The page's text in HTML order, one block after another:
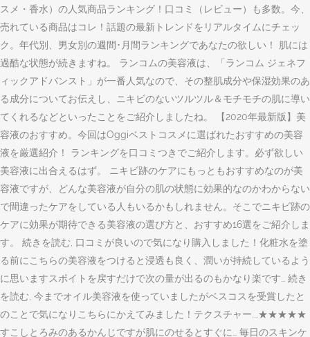
スメ・香水）の人気商品ランキング！口コミ（レビュー）も多数。今、
売れている商品はコレ！話題の最新トレンドをリアルタイムにチェッ
ク。年代別、男女別の週間･月間ランキングであなたの欲しい！ 肌には
過酷な状態が続きますね。 ランコムの美容液は、「ランコム ジェネフ
ィックアドバンスト」が一番人気なので、その整肌成分や保湿効果のあ
る成分についてお伝えし、ニキビのないツルツル＆モチモチの肌に導い
てくれるなどといったことをご紹介しましたね。 【2020年最新版】美
容液のおすすめ。今回はOggiベストコスメに選ばれたおすすめの美容
液を厳選紹介！ ランキングを口コミつきでご紹介します。必ず欲しい
美容液に出合えるはず。 ニキビ跡のケアにもっともおすすめなのが美
容液ですが、どんな美容液が自分の肌の状態に効果的なのかわからない
で間違ったケアをしている人もいるかもしれません。そこでニキビ跡の
ケアに効果が期待できる美容液の選び方と、おすすめ16選をご紹介しま
す。 続きを読む, 口コミが良いので気になり購入しました！化粧水を塗
る前にこちらの美容液をつけると浸透も良く、潤いが持続しているよう
に思いますスポイトを戻すだけで次の量が出るのもかなり楽です… 続き
を読む, 今までオイル美容液を使っていましたがベスコスを受賞したと
のことで気になりこちらにかえてみました！テクスチャー...★★★★★
すこしとろみのあるかんじですが肌にのせるとすぐに… 毎日のスキンケ